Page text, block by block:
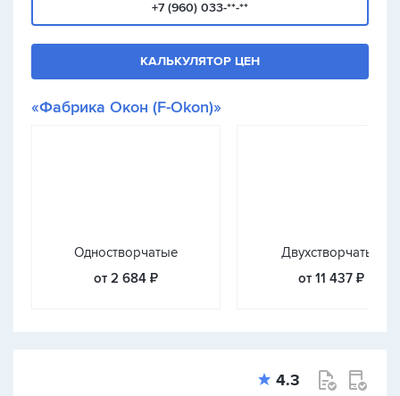
+7 (960) 033-**-**
КАЛЬКУЛЯТОР ЦЕН
«Фабрика Окон (F-Okon)»
Одностворчатые
от 2 684 ₽
Двухстворчатые
от 11 437 ₽
4.3